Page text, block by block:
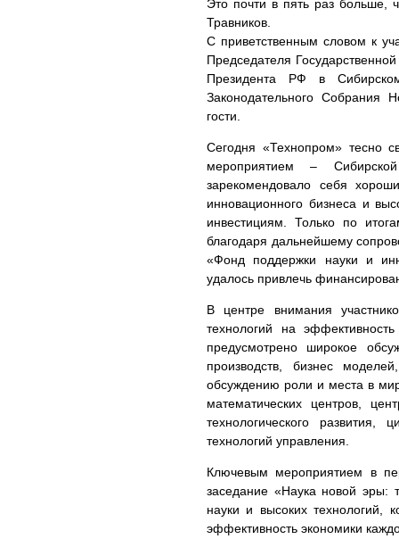
Это почти в пять раз больше,
Травников.
С приветственным словом к
Председателя
Президента РФ в
Законодательного Собрания
гости.
Сегодня «Технопром» тесно
мероприятием –
зарекомендовало себя
инновационного бизнеса и
инвестициям. Только по
благодаря дальнейшему
«Фонд поддержки науки и
удалось привлечь
В центре внимания
технологий на
предусмотрено широкое
производств, бизнес
обсуждению роли и места в
математических центров,
технологического развития,
технологий управления.
Ключевым мероприятием в
заседание «Наука новой эры:
науки и высоких технологий,
эффективность экономики